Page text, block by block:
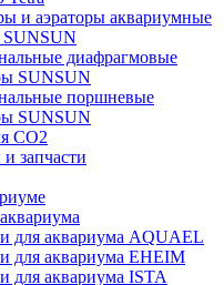
и аэраторы аквариумные
диафрагмовые
SUNSUN
поршневые
SUNSUN
CO2
запчасти
для аквариума AQUAEL
для аквариума EHEIM
для аквариума ISTA